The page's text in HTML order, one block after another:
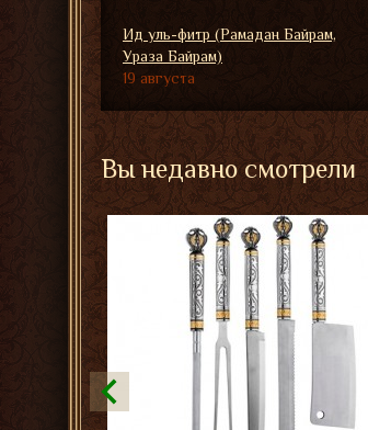
Ид уль-фитр (Рамадан Байрам,
Ураза Байрам)
19 августа
Вы недавно смотрели